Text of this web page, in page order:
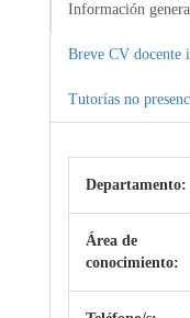
Información
Breve CV docente
Tutorías no
Departamento:
Área de
conocimiento: